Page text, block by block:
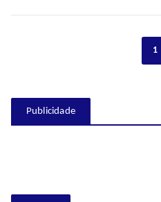
1
Publicidade